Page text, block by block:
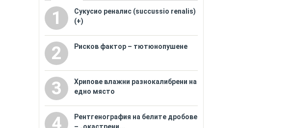
1
Сукусио реналис (succussio renalis)
(+)
2 Рисков фактор – тютюнопушене
3
Хрипове влажни разнокалибрени на
едно място
4
Рентгенография на белите дробове